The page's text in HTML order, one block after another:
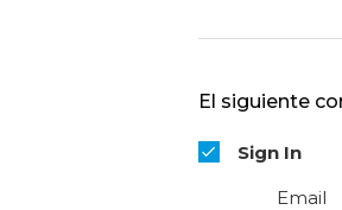
El siguiente
Sign In
Email